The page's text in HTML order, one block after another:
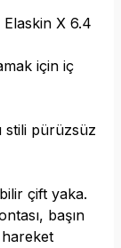
X 6.4
için iç
stili pürüzsüz
çift yaka.
başın